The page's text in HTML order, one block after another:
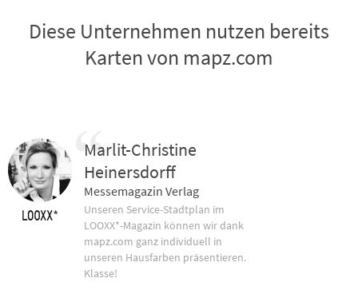
Diese Unternehmen nutzen bereits
Karten von mapz.com
Marlit-Christine
Heinersdorff
Messemagazin Verlag
Unseren Service-Stadtplan im
LOOXX*-Magazin können wir dank
mapz.com ganz individuell in
unseren Hausfarben präsentieren.
Klasse!